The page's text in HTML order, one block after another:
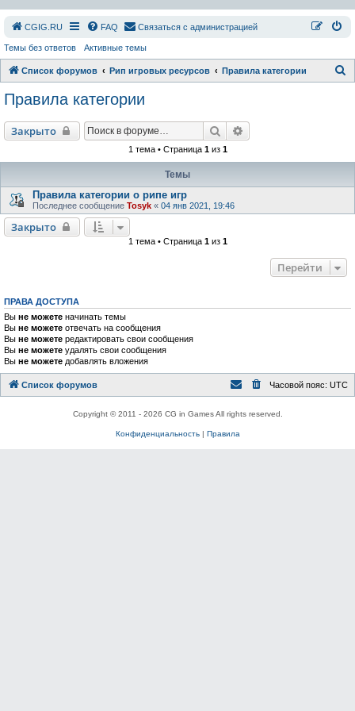
СGIG.RU FAQ Связаться с администрацией
Темы без ответов Активные темы
Список форумов Рип игровых ресурсов Правила категории
Правила категории
Закрыто Поиск
1 тема • Страница 1из 1
Темы
Правила категории о рипе игр
Последнее сообщение Tosyk « 04 янв 2021, 19:46
Закрыто
1 тема • Страница 1из 1
Перейти
ПРАВА ДОСТУПА
Вы не можете начинать темы
Вы не можете отвечать на сообщения
Вы не можете редактировать свои сообщения
Вы не можете удалять свои сообщения
Вы не можете добавлять вложения
Список форумов Часовой пояс: UTC
Copyright © 2011 - 2026 CG in Games All rights reserved.
Конфиденциальность| Правила